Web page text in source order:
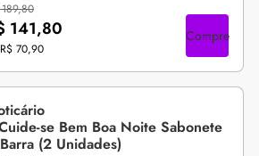
141,80
R$ 70,90
Compre
se Bem Boa Noite Sabonete
(2 Unidades)